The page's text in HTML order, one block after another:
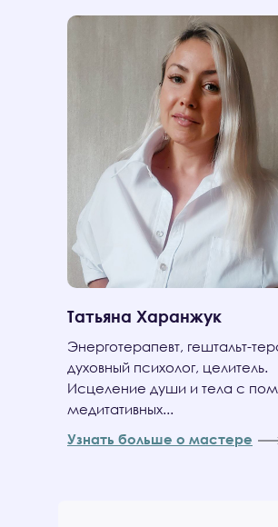
Татьяна Харанжук
Энерготерапевт, гештальт-
духовный психолог, целитель.
Исцеление души и тела с
медитативных...
Узнать больше о мастере